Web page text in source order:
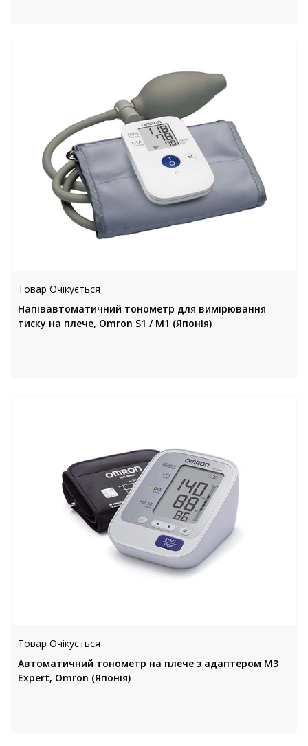
Товар Очікується
Напівавтоматичний тонометр для вимірювання
тиску на плече, Omron S1 / М1 (Японія)
Товар Очікується
Автоматичний тонометр на плече з адаптером M3
Expert, Omron (Японія)